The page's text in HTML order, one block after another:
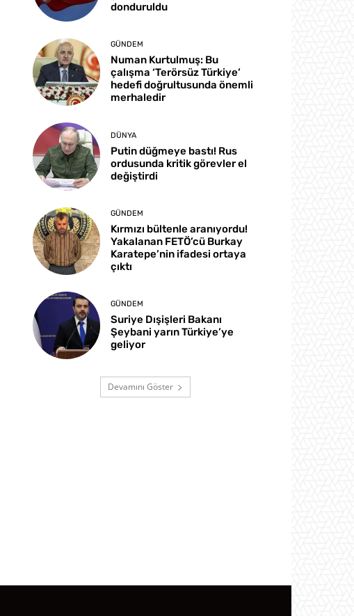
donduruldu
GÜNDEM
Numan Kurtulmuş: Bu
çalışma ‘Terörsüz Türkiye’
hedefi doğrultusunda önemli
merhaledir
DÜNYA
Putin düğmeye bastı! Rus
ordusunda kritik görevler el
değiştirdi
GÜNDEM
Kırmızı bültenle aranıyordu!
Yakalanan FETÖ’cü Burkay
Karatepe’nin ifadesi ortaya
çıktı
GÜNDEM
Suriye Dışişleri Bakanı
Şeybani yarın Türkiye’ye
geliyor
Devamını Göster